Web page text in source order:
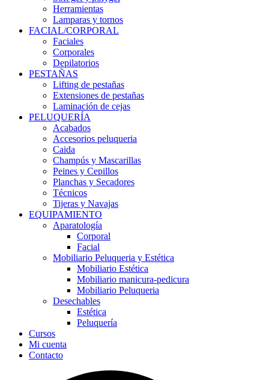
Herramientas
Lamparas y tornos
FACIAL/CORPORAL
Faciales
Corporales
Depilatorios
PESTAÑAS
Lifting de pestañas
Extensiones de pestañas
Laminación de cejas
PELUQUERÍA
Acabados
Accesorios peluqueria
Caida
Champús y Mascarillas
Peines y Cepillos
Planchas y Secadores
Técnicos
Tijeras y Navajas
EQUIPAMIENTO
Aparatología
Corporal
Facial
Mobiliario Peluqueria y Estética
Mobiliario Estética
Mobiliario manicura-pedicura
Mobiliario Peluqueria
Desechables
Estética
Peluquería
Cursos
Mi cuenta
Contacto